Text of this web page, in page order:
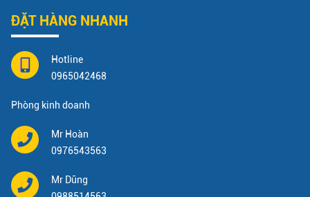
ĐẶT HÀNG NHANH
Hotline
0965042468
Phòng kinh doanh
Mr Hoàn
0976543563
Mr Dũng